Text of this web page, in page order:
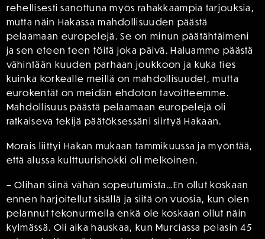
rehellisesti sanottuna myös rahakkaampia tarjouksia,
mutta näin Hakassa mahdollisuuden päästä
pelaamaan europelejä. Se on minun päätähtäimeni
ja sen eteen teen töitä joka päivä. Haluamme päästä
vähintään kuuden parhaan joukkoon ja kuka ties
kuinka korkealle meillä on mahdollisuudet, mutta
eurokentät on meidän ehdoton tavoitteemme.
Mahdollisuus päästä pelaamaan europelejä oli
ratkaiseva tekijä päätöksessäni siirtyä Hakaan.
Morais liittyi Hakan mukaan tammikuussa ja myöntää,
että alussa kulttuurishokki oli melkoinen.
– Olihan siinä vähän sopeutumista…En ollut koskaan
ennen harjoitellut sisällä ja siitä on vuosia, kun olen
pelannut tekonurmella enkä ole koskaan ollut näin
kylmässä. Oli aika hauskaa, kun Murciassa pelasin 45